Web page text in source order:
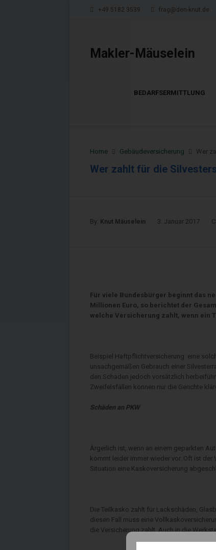
+49 5182 3539 frag@den-knut.de
Makler-Mäuselein
BEDARFSERMITTLUNG
Home Gebäudeversicherung Wer
Wer zahlt für die
By: Knut Mäuselein 3. Januar 2017
Für viele Bundesbürger beginnt das
Millionen Euro, so berichtet der
welche Versicherung zahlt, wenn ein
Beispiel Haftpflichtversicherung: eine
unsachgemäßen Gebrauch einer
den Schaden jedoch vorsätzlich
Zweifelsfällen können nur die Gerichte
Schäden an PKW
Ärgerlich ist, wenn an einem geparkten
kommt leider immer wieder vor. Oft ist
Situation eine Kaskoversicherung
Die Teilkasko zahlt für Lackschäden,
diesen Fall muss eine
die Versicherung zahlt. Auch in die